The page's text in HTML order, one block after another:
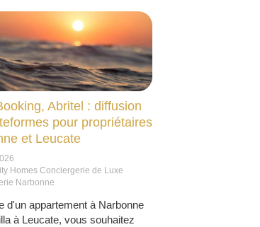
Abritel : diffusion
pour propriétaires
et Leucate
Homes Conciergerie de Luxe
Narbonne
d'un appartement à Narbonne
à Leucate, vous souhaitez